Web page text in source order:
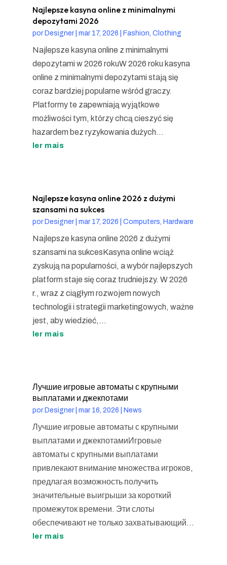
Najlepsze kasyna online z minimalnymi
depozytami 2026
por Designer| mar 17, 2026 Fashion, Clothing
Najlepsze kasyna online z minimalnymi
depozytami w 2026 rokuW 2026 roku kasyna
online z minimalnymi depozytami stają się
coraz bardziej popularne wśród graczy.
Platformy te zapewniają wyjątkowe
możliwości tym, którzy chcą cieszyć się
hazardem bez ryzykowania dużych...
ler mais
Najlepsze kasyna online 2026 z dużymi
szansami na sukces
por Designer| mar 17, 2026 Computers, Hardware
Najlepsze kasyna online 2026 z dużymi
szansami na sukcesKasyna online wciąż
zyskują na popularności, a wybór najlepszych
platform staje się coraz trudniejszy. W 2026
r., wraz z ciągłym rozwojem nowych
technologii i strategii marketingowych, ważne
jest, aby wiedzieć,...
ler mais
Лучшие игровые автоматы с крупными
выплатами и джекпотами
por Designer| mar 16, 2026 News
Лучшие игровые автоматы с крупными
выплатами и джекпотамиИгровые
автоматы с крупными выплатами
привлекают внимание множества игроков,
предлагая возможность получить
значительные выигрыши за короткий
промежуток времени. Эти слоты
обеспечивают не только захватывающий...
ler mais